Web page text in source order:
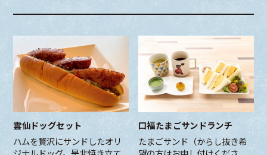
雲仙ドッグセット
ハムを贅沢にサンドしたオリ
口福たまごサンドランチ
たまごサンド（からし抜き希